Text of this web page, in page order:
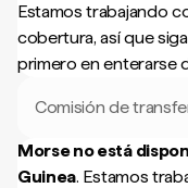
Estamos trabajando
cobertura, así que
primero en enterarse
Comisión de
Morse no está
Guinea. Estamos